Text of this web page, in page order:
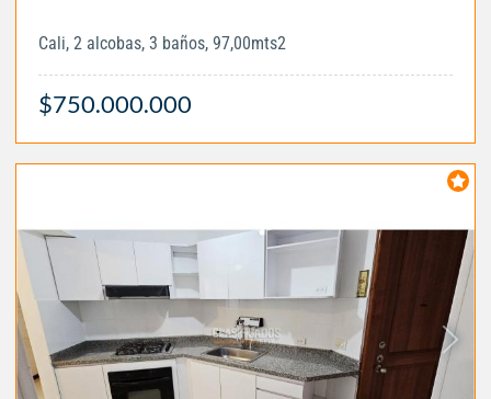
Cali, 2 alcobas, 3 baños, 97,00mts2
$750.000.000